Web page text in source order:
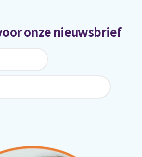
onze nieuwsbrief